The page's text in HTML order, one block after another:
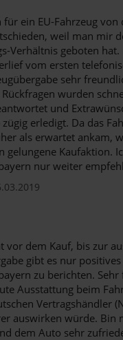
für ein EU-Fahrzeug
weil man mir
Verhältnis geboten hat.
vom ersten
sehr
wurden
und
erledigt. Da das
als erwartet ankam,
gelungene Kaufaktion.
nur weiter
vor dem Kauf, bis zur
gibt es nur
zu berichten.
Ausstattung beim
Vertragshändler
auswirken würde. Bin
dem Auto sehr